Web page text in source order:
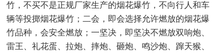
竹，不买不是正规厂家生产的烟花爆竹，不向行人和车
辆等投掷烟花爆竹；二会，即会选择允许燃放的烟花爆
竹品种，会安全燃放；一坚决，即坚决不燃放双响炮、
雷王、礼花蛋、拉炮、摔炮、砸炮、鸣沙炮、蹿天猴、